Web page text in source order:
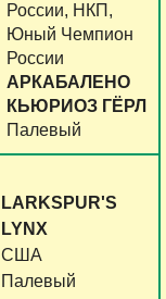
России, НКП,
Юный Чемпион
России
АРКАБАЛЕНО
КЬЮРИОЗ ГЁРЛ
Палевый
LARKSPUR'S
LYNX
США
Палевый